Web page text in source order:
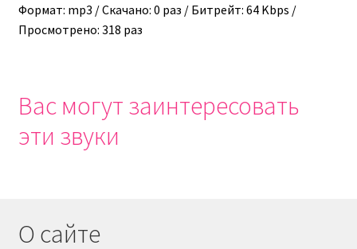
Формат: mp3 / Скачано: 0 раз / Битрейт: 64 Kbps /
Просмотрено: 318 раз
Вас могут заинтересовать
эти звуки
О сайте